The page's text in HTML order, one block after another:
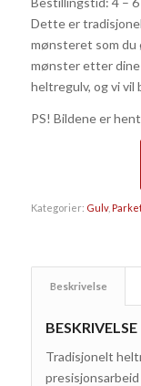
Dette er
mønsteret som du
mønster etter dine
heltregulv, og vi
PS! Bildene er
Kategorier: Gulv,
Beskrivelse
BESKRIVELSE
Tradisjonelt